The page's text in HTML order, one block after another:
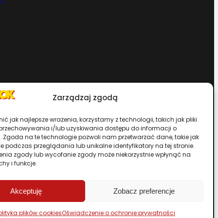
Zarządzaj zgodą
jak najlepsze wrażenia, korzystamy z technologii, takich jak pliki
i/lub uzyskiwania dostępu do informacji o
Zgoda na te technologie pozwoli nam przetwarzać dane, takie jak
podczas przeglądania lub unikalne identyfikatory na tej stronie.
zgody lub wycofanie zgody może niekorzystnie wpłynąć na
i funkcje.
Akceptuję Zobacz preferencje
plików cookiesOświadczenie o ochronie prywatności
Chcesz zostać dystrybutorem?
Przewiń stronę do góry